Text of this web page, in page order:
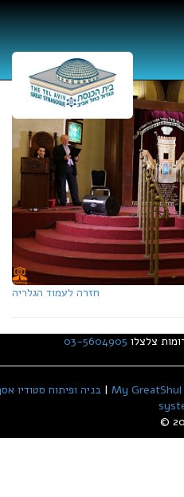
חזרה לעמוד הגלריה
צלצלו 03-5604905
| My
©